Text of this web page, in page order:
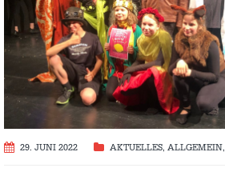
29. JUNI 2022 AKTUELLES, ALLGEMEIN,